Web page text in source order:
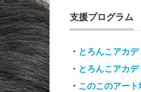
支援プログラム
・ とろんこアカデ
・ とろんこアカ
・ このこのアート